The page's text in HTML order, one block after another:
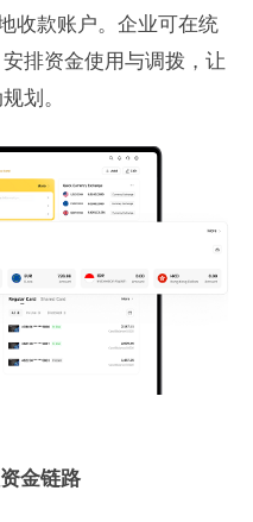
收款账户。企业可在统
排资金使用与调拨，让
划。
金链路